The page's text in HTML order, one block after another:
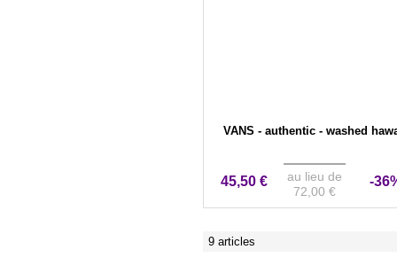
VANS - authentic - washed
45,50 €
au lieu de
72,00 €
-
9 articles